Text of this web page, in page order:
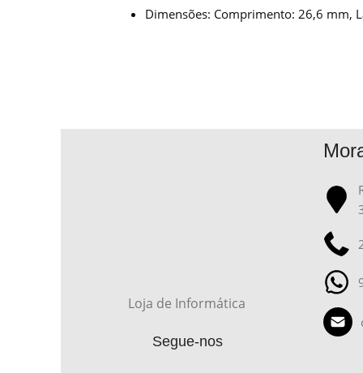
Dimensões: Comprimento: 26,6 mm,
Loja de Informática
Segue-nos